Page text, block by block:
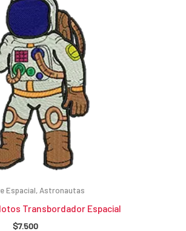
Espacial, Astronautas
Transbordador Espacial
$7.500